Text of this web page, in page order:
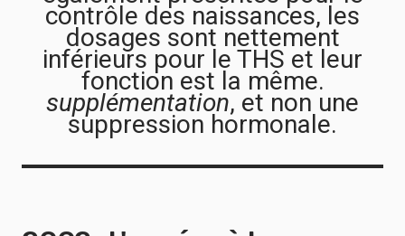
contrôle des naissances, les
dosages sont nettement
inférieurs pour le THS et leur
fonction est la même.
supplémentation, et non une
suppression hormonale.